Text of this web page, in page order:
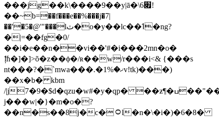
���jg��k\ִ����9��y|ā�\6׏!
��~b=��f���e��%���j�7|
��'�5�@'"���lٽ�o�y��lc��ߗ�ng?
�|=��fg�0/
��i�e��n��vi��'#�i���2mn�o�
ޭļn�]�]>õ�z��ϕ�/ʀ��w/r���i<& {���s
nt���?�`mwa���.�ޚ�%1v!tk)���)
��x�b� kbm
/|j7�9�$d�qzu�w#�y�qp� ��ƶ¶�ߎ��"��s����e?
j���w|�}�m�o�?
��n�s��8j�c�۝l�n�\�i�)�6�8�